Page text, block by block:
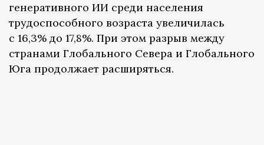
генеративного ИИ среди населения
трудоспособного возраста увеличилась
с 16,3% до 17,8%. При этом разрыв между
странами Глобального Севера и Глобального
Юга продолжает расширяться.